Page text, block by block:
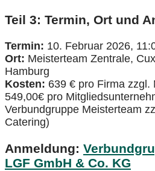
Teil 3: Termin, Ort und
Termin: 10. Februar 2026,
Ort: Meisterteam Zentrale,
Hamburg
Kosten: 639 € pro Firma zzgl.
549,00€ pro
Verbundgruppe Meisterteam
Catering)
Anmeldung:
LGF GmbH & Co. KG